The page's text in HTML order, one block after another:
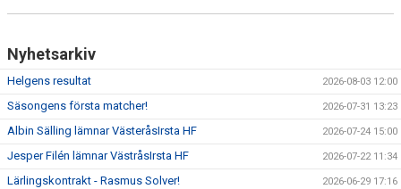
Nyhetsarkiv
Helgens resultat 2026-08-03 12:00
Säsongens första matcher! 2026-07-31 13:23
Albin Sälling lämnar VästeråsIrsta HF 2026-07-24 15:00
Jesper Filén lämnar VästråsIrsta HF 2026-07-22 11:34
Lärlingskontrakt - Rasmus Solver! 2026-06-29 17:16